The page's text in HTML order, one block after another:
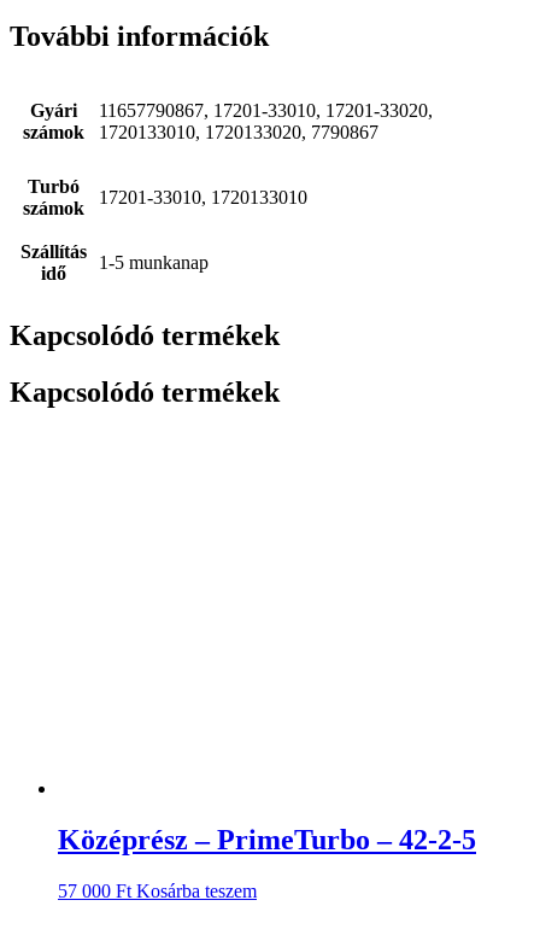
További információk
Gyári
számok
11657790867, 17201-33010, 17201-33020,
1720133010, 1720133020, 7790867
Turbó
számok
17201-33010, 1720133010
Szállítás
idő
1-5 munkanap
Kapcsolódó termékek
Kapcsolódó termékek
Középrész – PrimeTurbo – 42-2-5
57 000 Ft Kosárba teszem